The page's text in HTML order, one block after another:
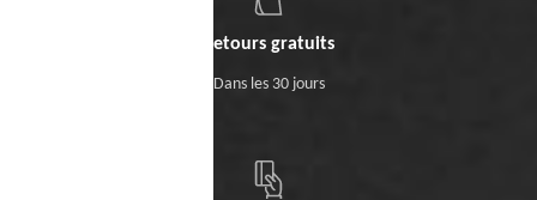
Retours gratuits
Dans les 30 jours